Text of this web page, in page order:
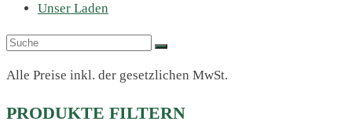
Unser Laden
Alle Preise inkl. der gesetzlichen MwSt.
PRODUKTE FILTERN